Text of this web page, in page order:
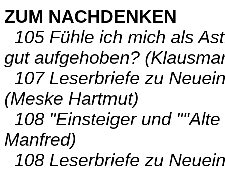
ZUM NACHDENKEN
105 Fühle ich mich als
gut aufgehoben?
107 Leserbriefe zu
(Meske Hartmut)
108 "Einsteiger und
Manfred)
108 Leserbriefe zu